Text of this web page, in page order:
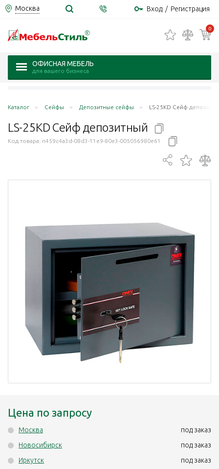
Москва Вход / Регистрация
0
ОФИСНАЯ МЕБЕЛЬ
для вашего бизнеса
Каталог Сейфы Депозитные сейфы LS-25KD Сейф
LS-25KD Сейф депозитный
Код товара: n459c4a3d-08d3-11e9-80e3-005056980e61
Цена по запросу
Москва
под заказ
Новосибирск
под заказ
Иркутск
под заказ